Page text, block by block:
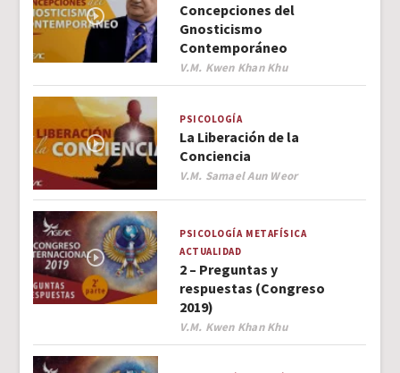
Concepciones del
Gnosticismo
Contemporáneo
Author
V.M. Kwen Khan Khu
PSICOLOGÍA
La Liberación de la
Conciencia
Author
V.M. Samael Aun Weor
PSICOLOGÍA METAFÍSICA
ACTUALIDAD
2 – Preguntas y
respuestas (Congreso
2019)
Author
V.M. Kwen Khan Khu